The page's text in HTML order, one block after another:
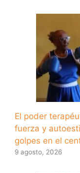
El poder
fuerza y
golpes en el
9 agosto, 2026